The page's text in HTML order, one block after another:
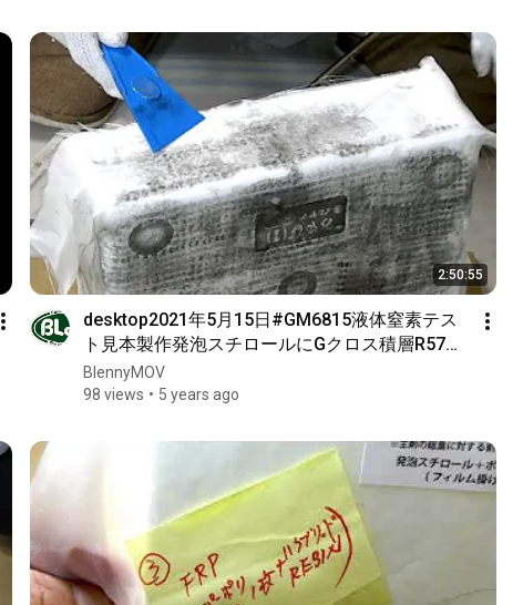
2:50:55
desktop2021年5月15日#GM6815液体窒素テス
ト見本製作発泡スチロールにGクロス積層R57黒
着色本体1pガラス繊維とGテーブ1p蓋はテープ
1p2p3pで強度破損再ラミネート補修OKか3ケ
BlennyMOV
98 views
5 years ago